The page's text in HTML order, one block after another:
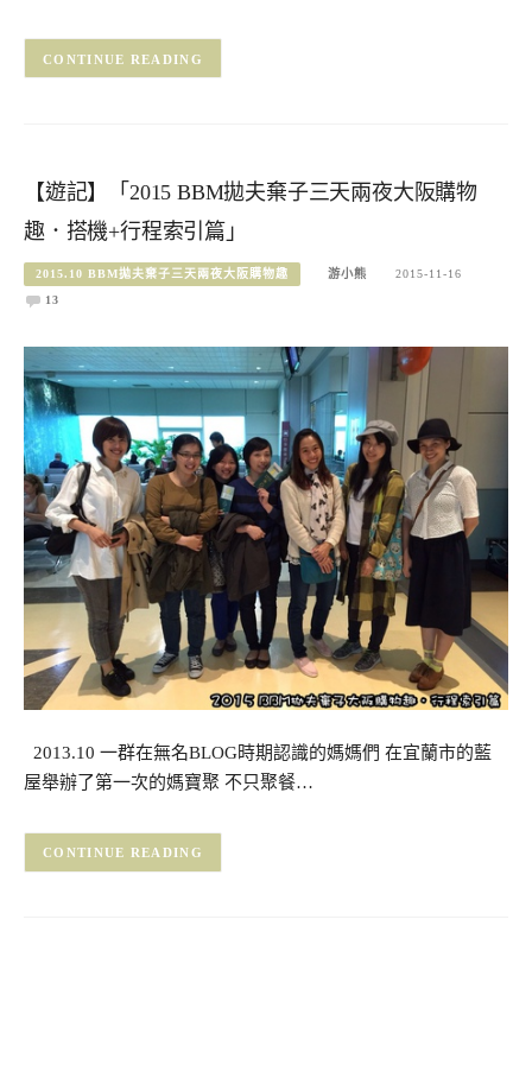
CONTINUE READING
【遊記】「2015 BBM拋夫棄子三天兩夜大阪購物
趣．搭機+行程索引篇」
2015.10 BBM拋夫棄子三天兩夜大阪購物趣 游小熊
2015-11-16
13
2013.10 一群在無名BLOG時期認識的媽媽們 在宜蘭市的藍
屋舉辦了第一次的媽寶聚 不只聚餐…
CONTINUE READING